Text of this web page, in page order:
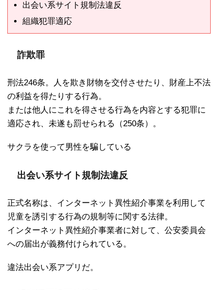
出会い系サイト規制法違反
組織犯罪適応
詐欺罪
刑法246条。人を欺き財物を交付させたり、財産上不法
の利益を得たりする行為。
または他人にこれを得させる行為を内容とする犯罪に
適応され、未遂も罰せられる（250条）。
サクラを使って男性を騙している
出会い系サイト規制法違反
正式名称は、インターネット異性紹介事業を利用して
児童を誘引する行為の規制等に関する法律。
インターネット異性紹介事業者に対して、公安委員会
への届出が義務付けられている。
違法出会い系アプリだ。